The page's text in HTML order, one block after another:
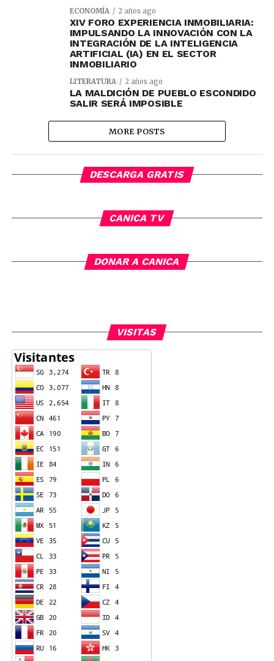
ECONOMÍA 2 años ago
XIV FORO EXPERIENCIA INMOBILIARIA:
IMPULSANDO LA INNOVACIÓN CON LA
INTEGRACIÓN DE LA INTELIGENCIA
ARTIFICIAL (IA) EN EL SECTOR
INMOBILIARIO
LITERATURA 2 años ago
LA MALDICIÓN DE PUEBLO ESCONDIDO
SALIR SERÁ IMPOSIBLE
MORE POSTS
DESCARGA GRATIS
CANICA TV
DONAR A CANICA
VISITAS